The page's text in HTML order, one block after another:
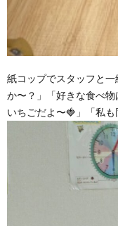
紙コップでスタッフと
か〜？」「好きな食べ
いちごだよ〜🍓」「私も